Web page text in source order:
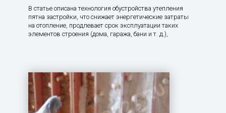
В статье описана технология обустройства утепления
пятна застройки, что снижает энергетические затраты
на отопление, продлевает срок эксплуатации таких
элементов строения (дома, гаража, бани и т. д.),